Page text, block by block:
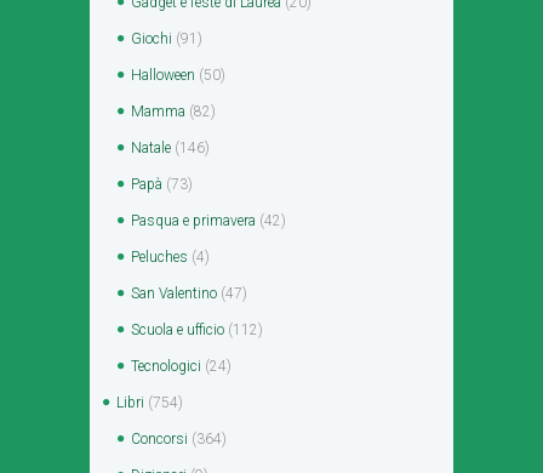
Giochi (91)
Halloween (50)
Mamma (82)
Natale (146)
Papà (73)
Pasqua e primavera (42)
Peluches (4)
San Valentino (47)
Scuola e ufficio (112)
Tecnologici (24)
Libri (754)
Concorsi (364)